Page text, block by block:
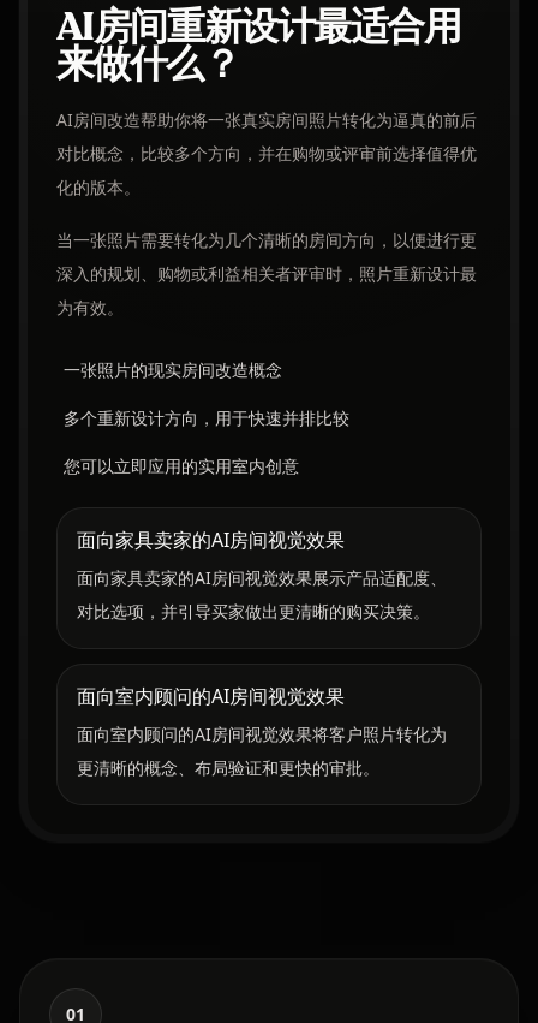
AI房间重新设计最适合用
来做什么？
AI房间改造帮助你将一张真实房间照片转化为逼真的前后
对比概念，比较多个方向，并在购物或评审前选择值得优
化的版本。
当一张照片需要转化为几个清晰的房间方向，以便进行更
深入的规划、购物或利益相关者评审时，照片重新设计最
为有效。
一张照片的现实房间改造概念
多个重新设计方向，用于快速并排比较
您可以立即应用的实用室内创意
面向家具卖家的AI房间视觉效果
面向家具卖家的AI房间视觉效果展示产品适配度、
对比选项，并引导买家做出更清晰的购买决策。
面向室内顾问的AI房间视觉效果
面向室内顾问的AI房间视觉效果将客户照片转化为
更清晰的概念、布局验证和更快的审批。
01